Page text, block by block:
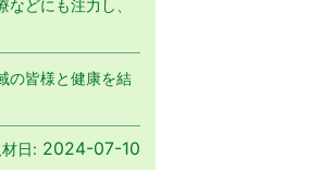
どにも注力し、
の皆様と健康を結
日: 2024-07-10